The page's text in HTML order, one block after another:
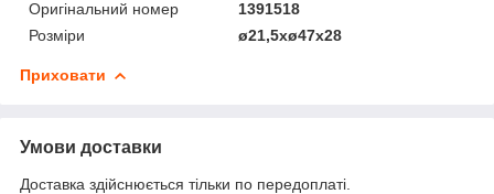
Оригінальний номер
1391518
Розміри
ø21,5xø47x28
Приховати
Умови доставки
Доставка здійснюється тільки по передоплаті.